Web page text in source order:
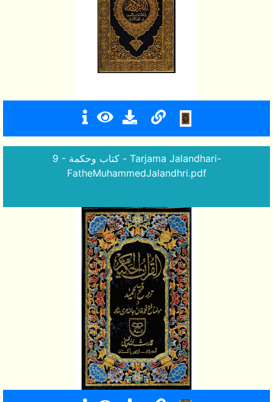
9 - كتاب وحكمة - Tarjama Jalandhari-
FatheMuhammedJalandhri.pdf